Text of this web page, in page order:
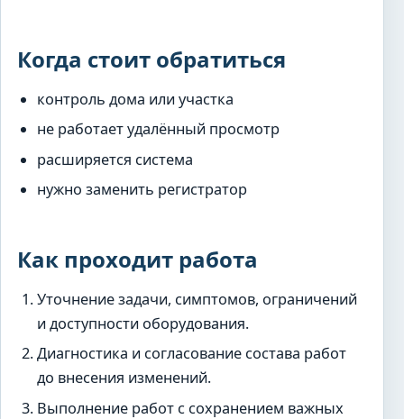
Когда стоит обратиться
контроль дома или участка
не работает удалённый просмотр
расширяется система
нужно заменить регистратор
Как проходит работа
Уточнение задачи, симптомов, ограничений
и доступности оборудования.
Диагностика и согласование состава работ
до внесения изменений.
Выполнение работ с сохранением важных